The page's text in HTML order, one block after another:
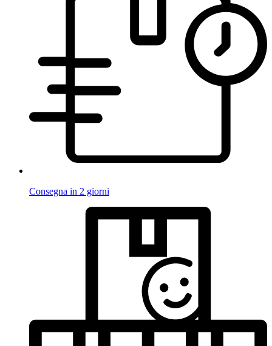
Consegna in 2 giorni